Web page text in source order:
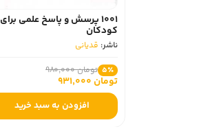
1001 پرسش و پاسخ علمی برای
کودکان
ناشر: قدیانی
5٪ تومان 980,000
تومان 931,000
افزودن به سبد خرید